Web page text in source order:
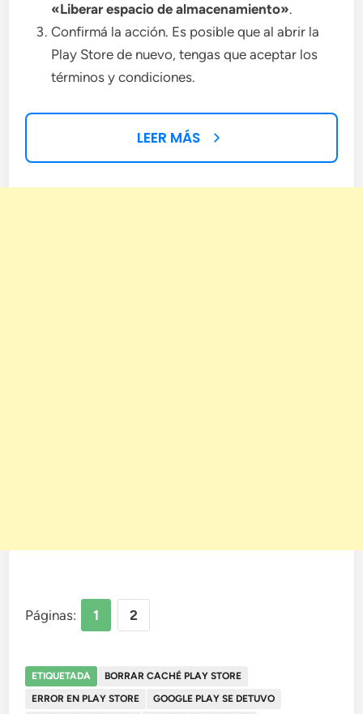
«Liberar espacio de almacenamiento».
Confirmá la acción. Es posible que al abrir la
Play Store de nuevo, tengas que aceptar los
términos y condiciones.
LEER MÁS
Páginas: 1 2
ETIQUETADA
BORRAR CACHÉ PLAY STORE
ERROR EN PLAY STORE
GOOGLE PLAY SE DETUVO